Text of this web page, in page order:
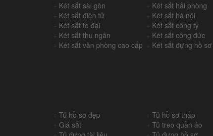
Két sắt sài gòn Két sắt hải phòng
Két sắt điện tử Két sắt hà nội
Két sắt to đại Két sắt công ty
Két sắt thu ngân Két sắt công đức
Két sắt văn phòng cao cấp Két sắt đựng hồ sơ
Tủ hồ sơ đẹp +Tủ hồ sơ thấp
Giá sắt +Tủ treo quần áo